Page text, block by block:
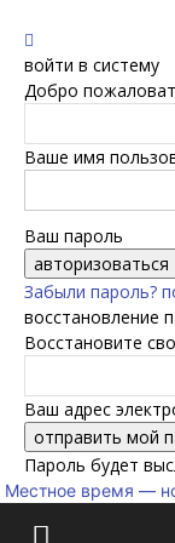
войти в систему
Добро
Ваше имя
Ваш пароль
Забыли пароль?
восстановление
Восстановите
Ваш адрес
Пароль будет
Местное время —